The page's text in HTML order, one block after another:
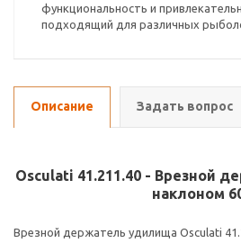
функциональность и
подходящий для различных
Описание Задать вопрос
Osculati 41.211.40 - Врезной
наклоном
Врезной держатель удилища Osculati